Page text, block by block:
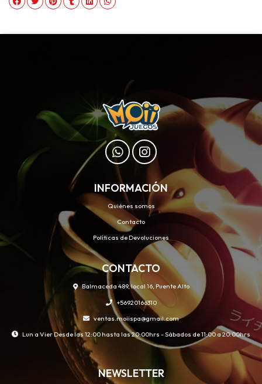
INFORMACIÓN
Quiénes somos
Contacto
Políticas de Devoluciones
CONTACTO
Balmaceda 489, local 16, Puente Alto
+56920166310
ventas.moiispa@gmail.com
Lun a Vier Desde las 12:00 hasta las 20:00hrs - Sábados de 11:00 a 20:00hrs
NEWSLETTER